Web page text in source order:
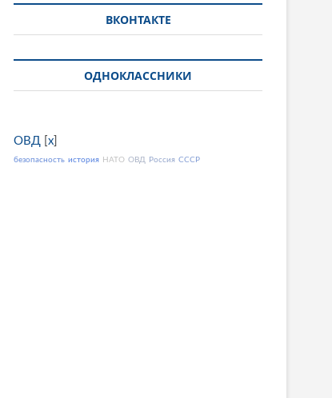
ВКОНТАКТЕ
ОДНОКЛАССНИКИ
ОВД x
безопасность история НАТО ОВД Россия СССР